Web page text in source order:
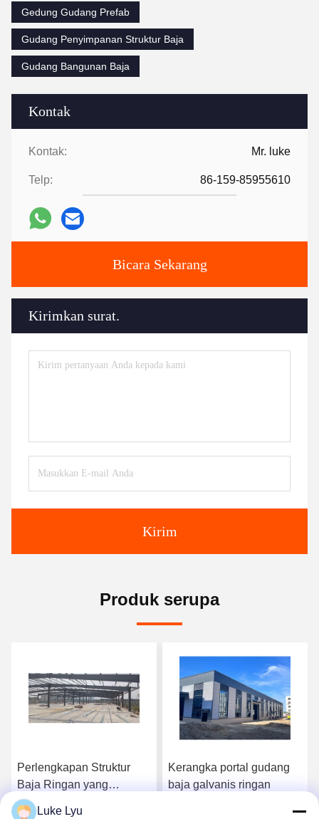
Kontak
Kontak: Mr. luke
Telp: 86-159-85955610
Bicara Sekarang
Kirimkan surat.
Kirim
Gedung Gudang Prefab
Gudang Penyimpanan Struktur Baja
Gudang Bangunan Baja
Produk serupa
Perlengkapan Struktur
Baja Ringan yang
Disesuaikan
Kerangka portal gudang
baja galvanis ringan
Luke Lyu